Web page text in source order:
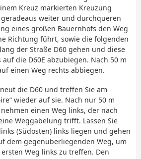
Kreuz markierten Kreuzung
geradeaus weiter und durchqueren
eines großen Bauernhofs den Weg
Richtung führt, sowie die folgenden
der Straße D60 gehen und diese
die D60E abzubiegen. Nach 50 m
einen Weg rechts abbiegen.
die D60 und treffen Sie am
wieder auf sie. Nach nur 50 m
einen Weg links, der nach
Weggabelung trifft. Lassen Sie
(Südosten) links liegen und gehen
dem gegenüberliegenden Weg, um
Weg links zu treffen. Den